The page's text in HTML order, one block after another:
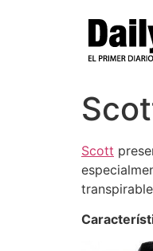
Scott